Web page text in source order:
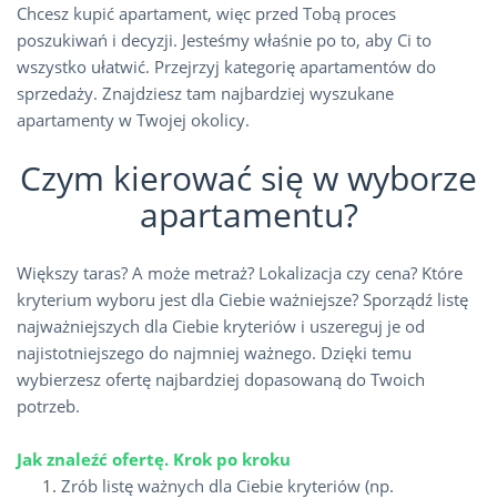
Chcesz kupić apartament, więc przed Tobą proces
poszukiwań i decyzji. Jesteśmy właśnie po to, aby Ci to
wszystko ułatwić. Przejrzyj kategorię apartamentów do
sprzedaży. Znajdziesz tam najbardziej wyszukane
apartamenty w Twojej okolicy.
Czym kierować się w wyborze
apartamentu?
Większy taras? A może metraż? Lokalizacja czy cena? Które
kryterium wyboru jest dla Ciebie ważniejsze? Sporządź listę
najważniejszych dla Ciebie kryteriów i uszereguj je od
najistotniejszego do najmniej ważnego. Dzięki temu
wybierzesz ofertę najbardziej dopasowaną do Twoich
potrzeb.
Jak znaleźć ofertę. Krok po kroku
Zrób listę ważnych dla Ciebie kryteriów (np.